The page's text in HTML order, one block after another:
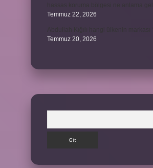
Temmuz 22, 2026
Temmuz 20, 2026